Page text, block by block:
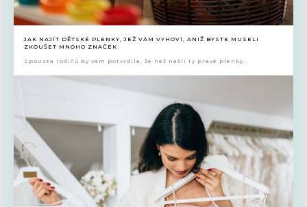
JAK NAJÍT DĚTSKÉ PLENKY, JEŽ VÁM VYHOVÍ, ANIŽ BYSTE MUSELI
ZKOUŠET MNOHO ZNAČEK
Spousta rodičů by vám potvrdila, že než našli ty pravé plenky...